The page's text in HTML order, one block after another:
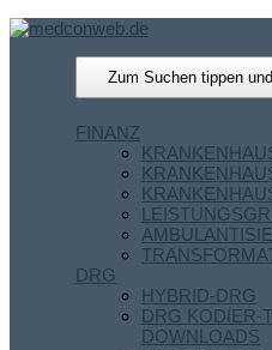
FINANZ
DRG
HYBRID-DRG
DRG KODIER-
DOWNLOADS